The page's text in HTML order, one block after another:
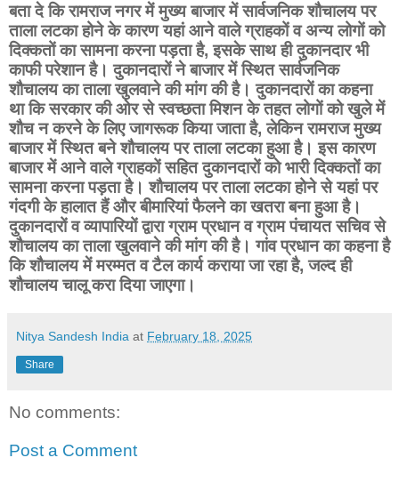
बता दे कि रामराज नगर में मुख्य बाजार में सार्वजनिक शौचालय पर
ताला लटका होने के कारण यहां आने वाले ग्राहकों व अन्य लोगों को
दिक्कतों का सामना करना पड़ता है, इसके साथ ही दुकानदार भी
काफी परेशान है। दुकानदारों ने बाजार में स्थित सार्वजनिक
शौचालय का ताला खुलवाने की मांग की है। दुकानदारों का कहना
था कि सरकार की ओर से स्वच्छता मिशन के तहत लोगों को खुले में
शौच न करने के लिए जागरूक किया जाता है, लेकिन रामराज मुख्य
बाजार में स्थित बने शौचालय पर ताला लटका हुआ है। इस कारण
बाजार में आने वाले ग्राहकों सहित दुकानदारों को भारी दिक्कतों का
सामना करना पड़ता है। शौचालय पर ताला लटका होने से यहां पर
गंदगी के हालात हैं और बीमारियां फैलने का खतरा बना हुआ है।
दुकानदारों व व्यापारियों द्वारा ग्राम प्रधान व ग्राम पंचायत सचिव से
शौचालय का ताला खुलवाने की मांग की है। गांव प्रधान का कहना है
कि शौचालय में मरम्मत व टैल कार्य कराया जा रहा है, जल्द ही
शौचालय चालू करा दिया जाएगा।
Nitya Sandesh India at February 18, 2025
Share
No comments:
Post a Comment